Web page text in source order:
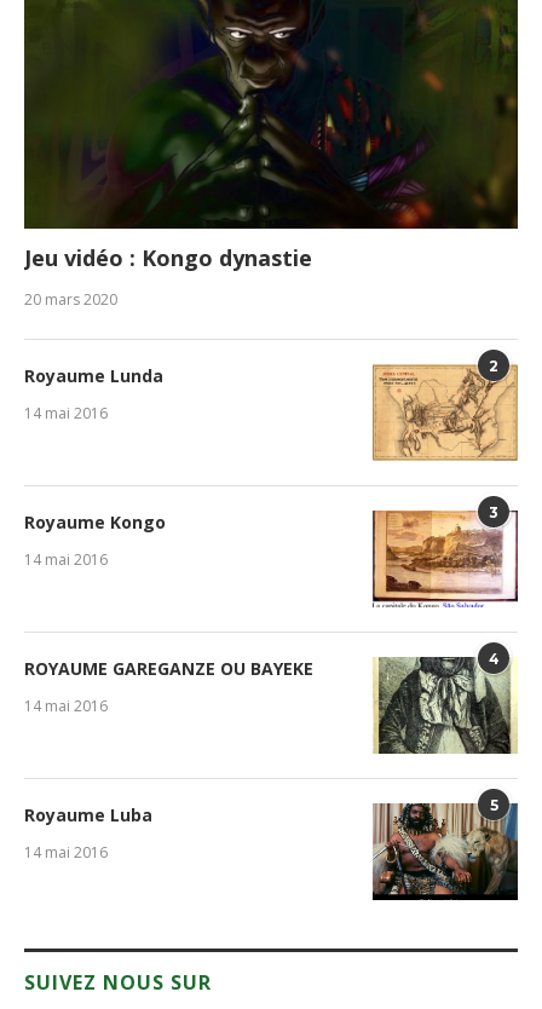
Jeu vidéo : Kongo dynastie
20 mars 2020
2
Royaume Lunda
14 mai 2016
3
Royaume Kongo
14 mai 2016
4
ROYAUME GAREGANZE OU BAYEKE
14 mai 2016
5
Royaume Luba
14 mai 2016
SUIVEZ NOUS SUR